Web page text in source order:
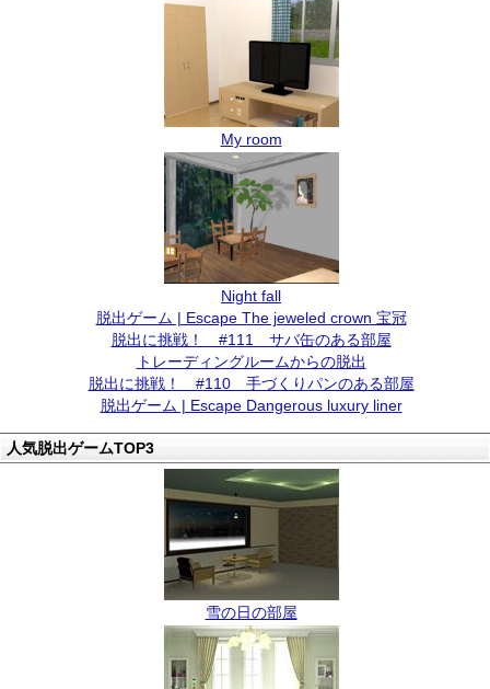
My room
Night fall
脱出ゲーム | Escape The jeweled crown 宝冠
脱出に挑戦！ #111 サバ缶のある部屋
トレーディングルームからの脱出
脱出に挑戦！ #110 手づくりパンのある部屋
脱出ゲーム | Escape Dangerous luxury liner
人気脱出ゲームTOP3
雪の日の部屋